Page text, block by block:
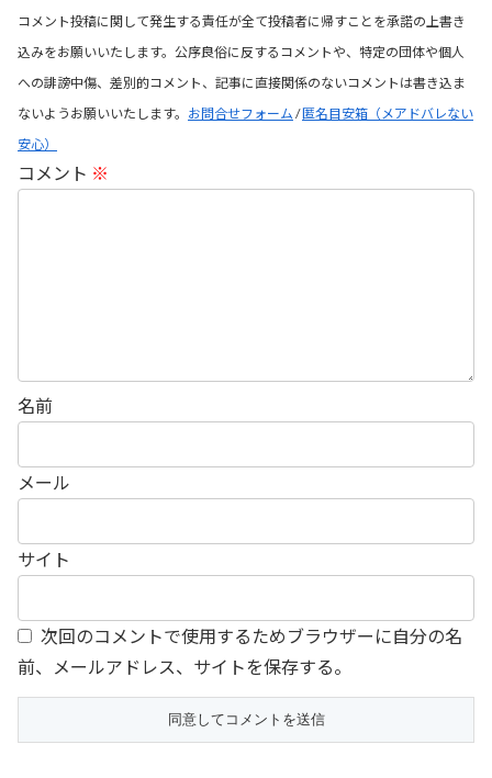
コメント投稿に関して発生する責任が全て投稿者に帰すことを承諾の上書き
込みをお願いいたします。公序良俗に反するコメントや、特定の団体や個人
への誹謗中傷、差別的コメント、記事に直接関係のないコメントは書き込ま
ないようお願いいたします。 お問合せフォーム /匿名目安箱（メアドバレない
安心）
コメント ※
名前
メール
サイト
次回のコメントで使用するためブラウザーに自分の名
前、メールアドレス、サイトを保存する。